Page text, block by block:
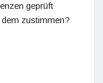
geprüft
zustimmen?